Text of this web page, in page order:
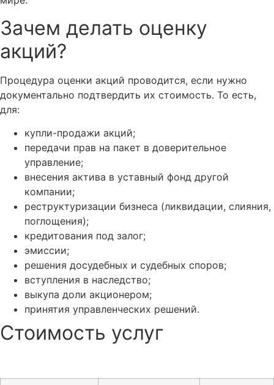
Зачем делать оценку
акций?
Процедура оценки акций проводится, если нужно
документально подтвердить их стоимость. То есть,
для:
купли-продажи акций;
передачи прав на пакет в доверительное
управление;
внесения актива в уставный фонд другой
компании;
реструктуризации бизнеса (ликвидации, слияния,
поглощения);
кредитования под залог;
эмиссии;
решения досудебных и судебных споров;
вступления в наследство;
выкупа доли акционером;
принятия управленческих решений.
Стоимость услуг